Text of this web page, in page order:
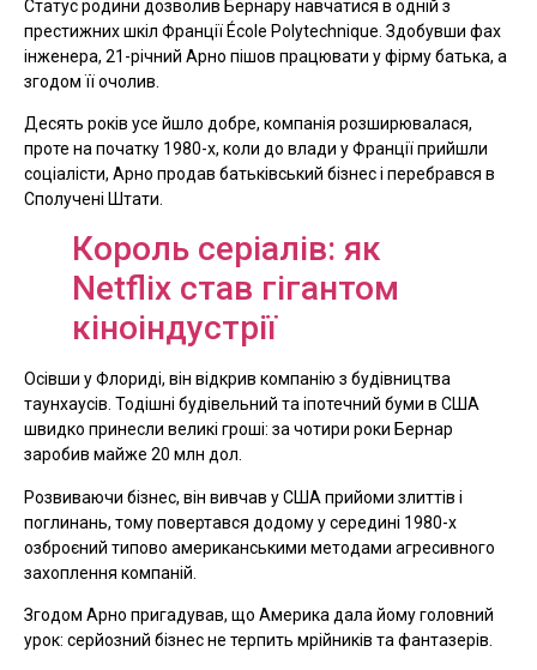
Статус родини дозволив Бернару навчатися в одній з
престижних шкіл Франції École Polytechnique. Здобувши фах
інженера, 21-річний Арно пішов працювати у фірму батька, а
згодом її очолив.
Десять років усе йшло добре, компанія розширювалася,
проте на початку 1980-х, коли до влади у Франції прийшли
соціалісти, Арно продав батьківський бізнес і перебрався в
Сполучені Штати.
Король серіалів: як
Netflix став гігантом
кіноіндустрії
Осівши у Флориді, він відкрив компанію з будівництва
таунхаусів. Тодішні будівельний та іпотечний буми в США
швидко принесли великі гроші: за чотири роки Бернар
заробив майже 20 млн дол.
Розвиваючи бізнес, він вивчав у США прийоми злиттів і
поглинань, тому повертався додому у середині 1980-х
озброєний типово американськими методами агресивного
захоплення компаній.
Згодом Арно пригадував, що Америка дала йому головний
урок: серйозний бізнес не терпить мрійників та фантазерів.